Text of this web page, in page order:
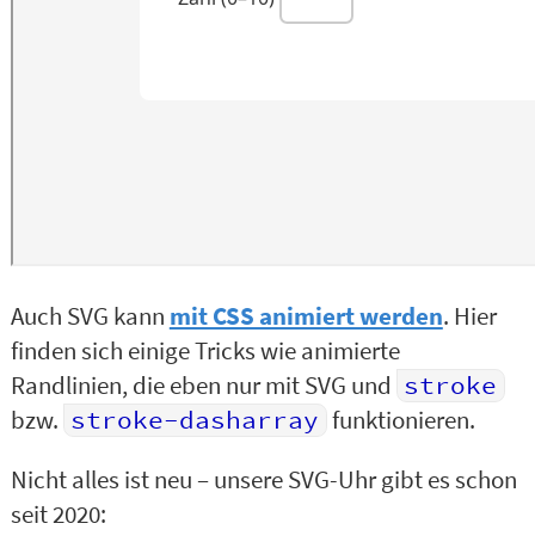
Auch SVG kann mit CSS animiert werden. Hier
finden sich einige Tricks wie animierte
Randlinien, die eben nur mit SVG und stroke
bzw. stroke-dasharray funktionieren.
Nicht alles ist neu – unsere SVG-Uhr gibt es schon
seit 2020: